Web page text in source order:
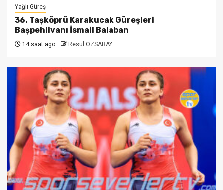
Yağlı Güreş
36. Taşköprü Karakucak Güreşleri
Başpehlivanı İsmail Balaban
14 saat ago Resul ÖZSARAY